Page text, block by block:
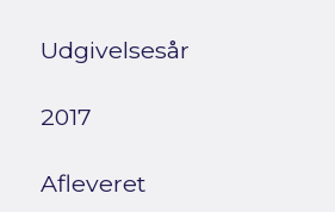
Udgivelsesår
2017
Afleveret